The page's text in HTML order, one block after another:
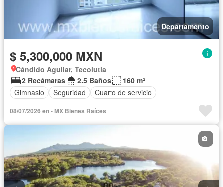
Departamento
$ 5,300,000 MXN
Cándido Aguilar, Tecolutla
2 Recámaras
2.5 Baños
160 m²
Gimnasio
Seguridad Cuarto de servicio
08/07/2026 en - MX Bienes Raí­ces